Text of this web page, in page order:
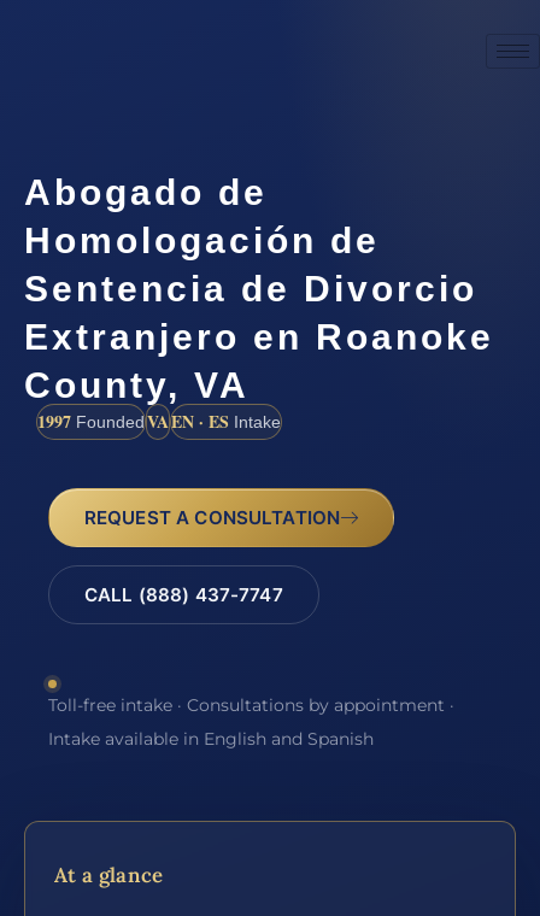
Abogado de
Homologación de
Sentencia de Divorcio
Extranjero en Roanoke
County, VA
1997 FoundedVAEN · ES Intake
REQUEST A CONSULTATION
CALL (888) 437-7747
Toll-free intake · Consultations by appointment ·
Intake available in English and Spanish
At a glance